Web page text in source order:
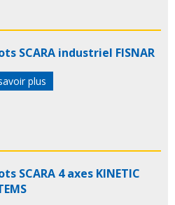
SCARA industriel FISNAR
plus
SCARA 4 axes KINETIC